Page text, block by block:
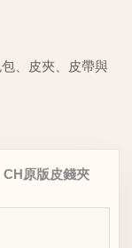
、皮夾、皮帶與
CH原版皮錢夾